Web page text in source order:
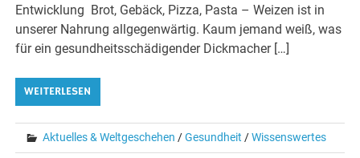
Entwicklung Brot, Gebäck, Pizza, Pasta – Weizen ist in
unserer Nahrung allgegenwärtig. Kaum jemand weiß, was
für ein gesundheitsschädigender Dickmacher […]
WEITERLESEN
Aktuelles & Weltgeschehen /Gesundheit /Wissenswertes